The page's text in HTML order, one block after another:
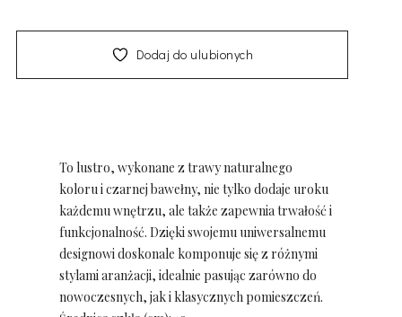
To lustro, wykonane z trawy naturalnego
koloru i czarnej bawełny, nie tylko dodaje uroku
każdemu wnętrzu, ale także zapewnia trwałość i
funkcjonalność. Dzięki swojemu uniwersalnemu
designowi doskonale komponuje się z różnymi
stylami aranżacji, idealnie pasując zarówno do
nowoczesnych, jak i klasycznych pomieszczeń.
Dodaj do ulubionych